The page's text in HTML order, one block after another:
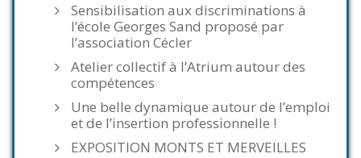
Sensibilisation aux discriminations à
l’école Georges Sand proposé par
l’association Cécler
Atelier collectif à l’Atrium autour des
compétences
Une belle dynamique autour de l’emploi
et de l’insertion professionnelle !
EXPOSITION MONTS ET MERVEILLES